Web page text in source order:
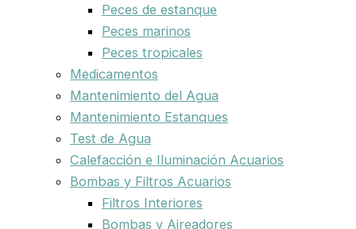
Peces de estanque
Peces marinos
Peces tropicales
Medicamentos
Mantenimiento del Agua
Mantenimiento Estanques
Test de Agua
Calefacción e Iluminación Acuarios
Bombas y Filtros Acuarios
Filtros Interiores
Bombas y Aireadores